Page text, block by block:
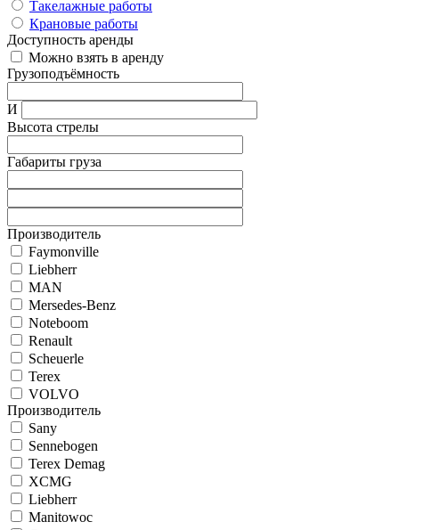
Такелажные работы
Крановые работы
Доступность аренды
Можно взять в аренду
Грузоподъёмность
И
Высота стрелы
Габариты груза
Производитель
Faymonville
Liebherr
MAN
Mersedes-Benz
Noteboom
Renault
Scheuerle
Terex
VOLVO
Производитель
Sany
Sennebogen
Terex Demag
XCMG
Liebherr
Manitowoc